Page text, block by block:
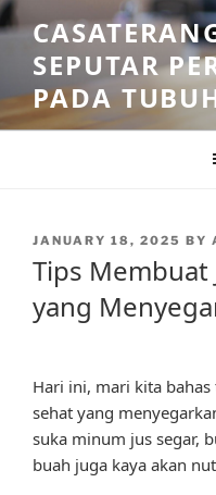
Skip
to
contentSEPUTAR
PADA
POSTED
ON
JANUARY 18, 2025 BY
Tips Membuat
yang
Hari ini, mari kita
sehat yang
suka minum jus segar,
buah juga kaya akan